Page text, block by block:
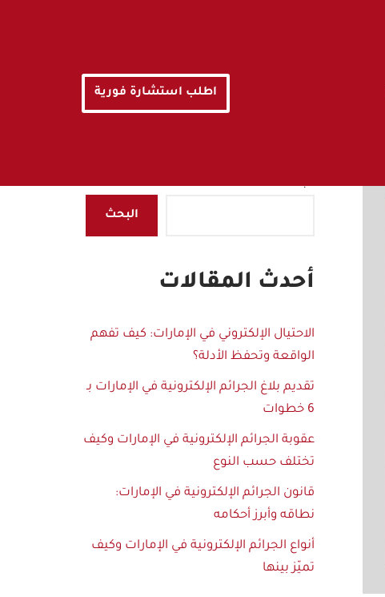
اطلب استشارة فورية
البحث
البحث
أحدث المقالات
الاحتيال الإلكتروني في الإمارات: كيف تفهم
الواقعة وتحفظ الأدلة؟
تقديم بلاغ الجرائم الإلكترونية في الإمارات بـ
6 خطوات
عقوبة الجرائم الإلكترونية في الإمارات وكيف
تختلف حسب النوع
قانون الجرائم الإلكترونية في الإمارات:
نطاقه وأبرز أحكامه
أنواع الجرائم الإلكترونية في الإمارات وكيف
تميّز بينها